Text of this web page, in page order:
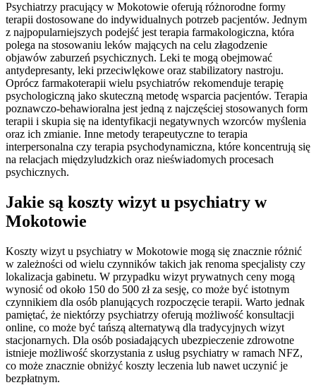
Psychiatrzy pracujący w Mokotowie oferują różnorodne formy
terapii dostosowane do indywidualnych potrzeb pacjentów. Jednym
z najpopularniejszych podejść jest terapia farmakologiczna, która
polega na stosowaniu leków mających na celu złagodzenie
objawów zaburzeń psychicznych. Leki te mogą obejmować
antydepresanty, leki przeciwlękowe oraz stabilizatory nastroju.
Oprócz farmakoterapii wielu psychiatrów rekomenduje terapię
psychologiczną jako skuteczną metodę wsparcia pacjentów. Terapia
poznawczo-behawioralna jest jedną z najczęściej stosowanych form
terapii i skupia się na identyfikacji negatywnych wzorców myślenia
oraz ich zmianie. Inne metody terapeutyczne to terapia
interpersonalna czy terapia psychodynamiczna, które koncentrują się
na relacjach międzyludzkich oraz nieświadomych procesach
psychicznych.
Jakie są koszty wizyt u psychiatry w
Mokotowie
Koszty wizyt u psychiatry w Mokotowie mogą się znacznie różnić
w zależności od wielu czynników takich jak renoma specjalisty czy
lokalizacja gabinetu. W przypadku wizyt prywatnych ceny mogą
wynosić od około 150 do 500 zł za sesję, co może być istotnym
czynnikiem dla osób planujących rozpoczęcie terapii. Warto jednak
pamiętać, że niektórzy psychiatrzy oferują możliwość konsultacji
online, co może być tańszą alternatywą dla tradycyjnych wizyt
stacjonarnych. Dla osób posiadających ubezpieczenie zdrowotne
istnieje możliwość skorzystania z usług psychiatry w ramach NFZ,
co może znacznie obniżyć koszty leczenia lub nawet uczynić je
bezpłatnym.